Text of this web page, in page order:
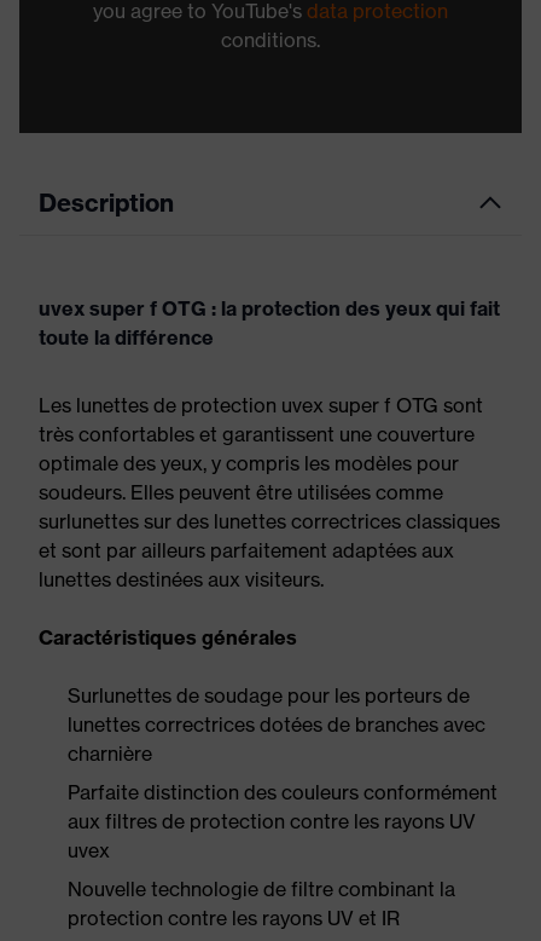
you agree to YouTube's data protection
conditions.
Description
uvex super f OTG : la protection des yeux qui fait
toute la différence
Les lunettes de protection uvex super f OTG sont
très confortables et garantissent une couverture
optimale des yeux, y compris les modèles pour
soudeurs. Elles peuvent être utilisées comme
surlunettes sur des lunettes correctrices classiques
et sont par ailleurs parfaitement adaptées aux
lunettes destinées aux visiteurs.
Caractéristiques générales
Surlunettes de soudage pour les porteurs de
lunettes correctrices dotées de branches avec
charnière
Parfaite distinction des couleurs conformément
aux filtres de protection contre les rayons UV
uvex
Nouvelle technologie de filtre combinant la
protection contre les rayons UV et IR